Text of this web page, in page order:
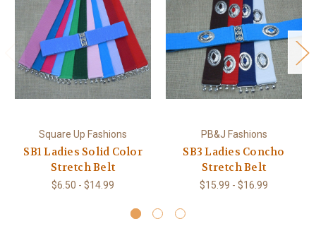
Square Up Fashions
SB1 Ladies Solid Color
Stretch Belt
$6.50 - $14.99
PB&J Fashions
SB3 Ladies Concho
Stretch Belt
$15.99 - $16.99